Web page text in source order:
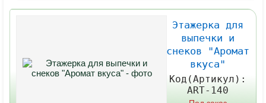
Этажерка для
выпечки и
снеков "Аромат
вкуса"
Код(Артикул):
ART-140